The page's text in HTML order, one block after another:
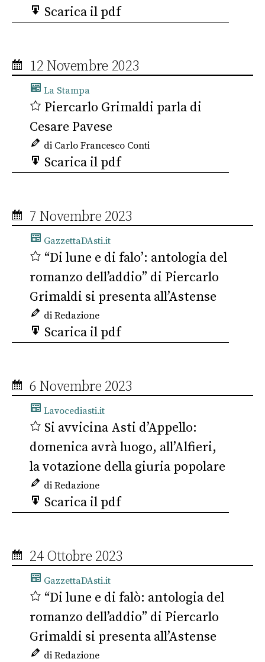
Scarica il pdf
12 Novembre 2023
La Stampa
Piercarlo Grimaldi parla di
Cesare Pavese
di Carlo Francesco Conti
Scarica il pdf
7 Novembre 2023
GazzettaDAsti.it
“Di lune e di falo’: antologia del
romanzo dell’addio” di Piercarlo
Grimaldi si presenta all’Astense
di Redazione
Scarica il pdf
6 Novembre 2023
Lavocediasti.it
Si avvicina Asti d’Appello:
domenica avrà luogo, all’Alfieri,
la votazione della giuria popolare
di Redazione
Scarica il pdf
24 Ottobre 2023
GazzettaDAsti.it
“Di lune e di falò: antologia del
romanzo dell’addio” di Piercarlo
Grimaldi si presenta all’Astense
di Redazione